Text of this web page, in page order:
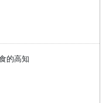
的高知